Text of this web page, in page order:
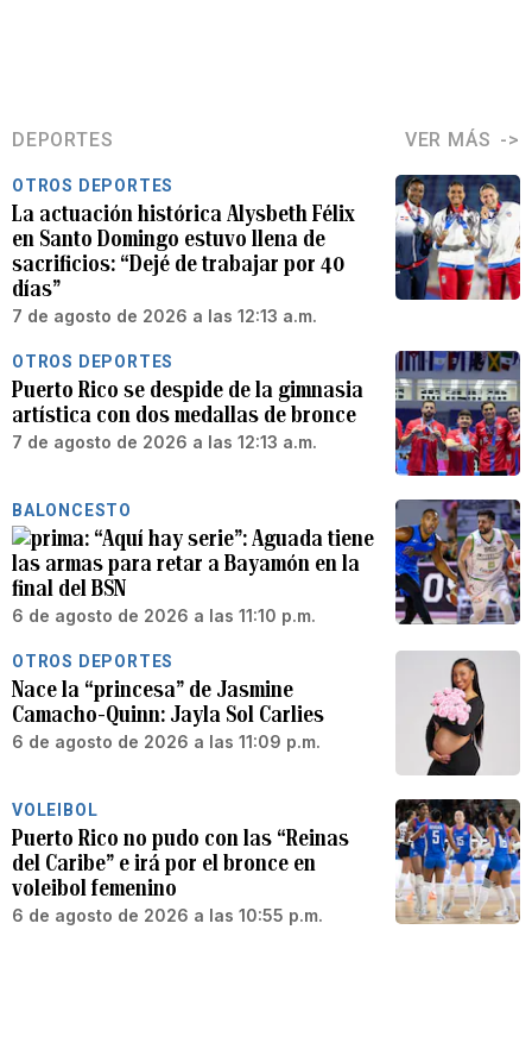
DEPORTES VER MÁS
OTROS DEPORTES
La actuación histórica Alysbeth Félix
en Santo Domingo estuvo llena de
sacrificios: “Dejé de trabajar por 40
días”
7 de agosto de 2026 a las 12:13 a.m.
OTROS DEPORTES
Puerto Rico se despide de la gimnasia
artística con dos medallas de bronce
7 de agosto de 2026 a las 12:13 a.m.
BALONCESTO
“Aquí hay serie”: Aguada tiene
las armas para retar a Bayamón en la
final del BSN
6 de agosto de 2026 a las 11:10 p.m.
OTROS DEPORTES
Nace la “princesa” de Jasmine
Camacho-Quinn: Jayla Sol Carlies
6 de agosto de 2026 a las 11:09 p.m.
VOLEIBOL
Puerto Rico no pudo con las “Reinas
del Caribe” e irá por el bronce en
voleibol femenino
6 de agosto de 2026 a las 10:55 p.m.